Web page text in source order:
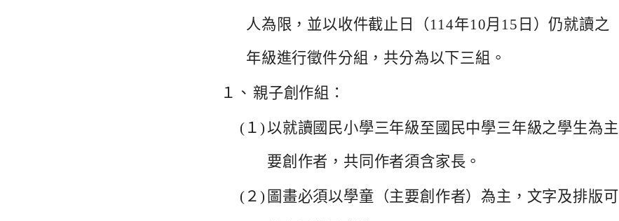
人為限， 並以收件截止日（114年10月15日）仍就讀之
年級進行徵件分組，共分為以下三組。
１、 親子創作組：
(１) 以就讀國民小學三年級至國民中學三年級之學生為主
要創作者， 共同作者須含家長。
(２) 圖畫必須以學童（主要創作者）為主， 文字及排版可